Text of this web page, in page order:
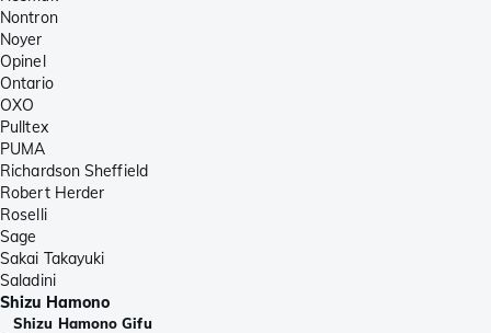
Nontron
Noyer
Opinel
Ontario
OXO
Pulltex
PUMA
Richardson Sheffield
Robert Herder
Roselli
Sage
Sakai Takayuki
Saladini
Shizu Hamono
Shizu Hamono Gifu